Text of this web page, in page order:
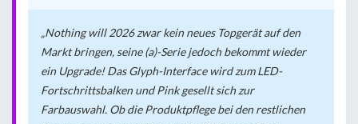
Nothing will 2026 zwar kein neues Topgerät auf den
Markt bringen, seine (a)-Serie jedoch bekommt wieder
ein Upgrade! Das Glyph-Interface wird zum LED-
Fortschrittsbalken und Pink gesellt sich zur
Farbauswahl. Ob die Produktpflege bei den restlichen